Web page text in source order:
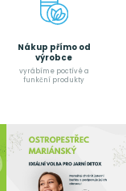
Nákup přímo od
výrobce
vyrábíme poctívé a
funkční produkty